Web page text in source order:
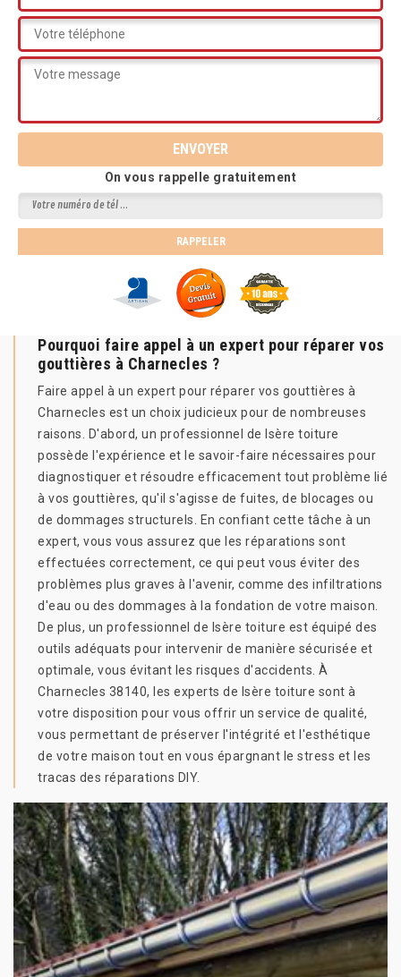
On vous rappelle gratuitement
Pourquoi faire appel à un expert pour réparer vos
gouttières à Charnecles ?
Faire appel à un expert pour réparer vos gouttières à
Charnecles est un choix judicieux pour de nombreuses
raisons. D'abord, un professionnel de Isère toiture
possède l'expérience et le savoir-faire nécessaires pour
diagnostiquer et résoudre efficacement tout problème lié
à vos gouttières, qu'il s'agisse de fuites, de blocages ou
de dommages structurels. En confiant cette tâche à un
expert, vous vous assurez que les réparations sont
effectuées correctement, ce qui peut vous éviter des
problèmes plus graves à l'avenir, comme des infiltrations
d'eau ou des dommages à la fondation de votre maison.
De plus, un professionnel de Isère toiture est équipé des
outils adéquats pour intervenir de manière sécurisée et
optimale, vous évitant les risques d'accidents. À
Charnecles 38140, les experts de Isère toiture sont à
votre disposition pour vous offrir un service de qualité,
vous permettant de préserver l'intégrité et l'esthétique
de votre maison tout en vous épargnant le stress et les
tracas des réparations DIY.